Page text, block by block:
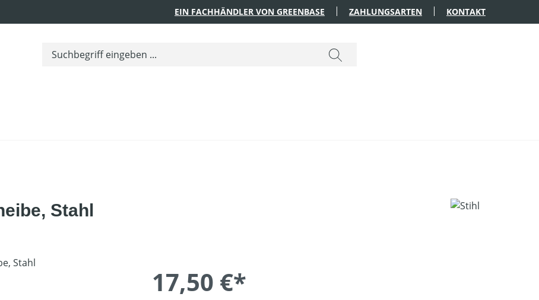
EIN FACHHÄNDLER VON GREENBASE ZAHLUNGSARTEN KONTAKT
Stahl
17,50 €*